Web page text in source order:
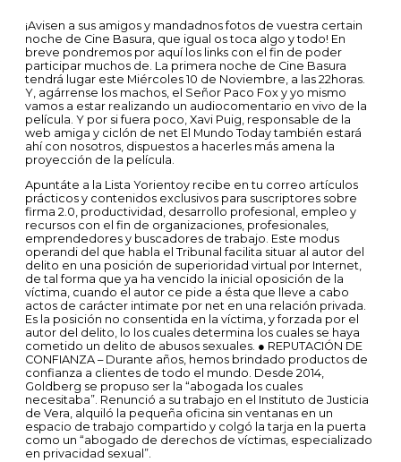
¡Avisen a sus amigos y mandadnos fotos de vuestra certain
noche de Cine Basura, que igual os toca algo y todo! En
breve pondremos por aquí los links con el fin de poder
participar muchos de. La primera noche de Cine Basura
tendrá lugar este Miércoles 10 de Noviembre, a las 22horas.
Y, agárrense los machos, el Señor Paco Fox y yo mismo
vamos a estar realizando un audiocomentario en vivo de la
película. Y por si fuera poco, Xavi Puig, responsable de la
web amiga y ciclón de net El Mundo Today también estará
ahí con nosotros, dispuestos a hacerles más amena la
proyección de la película.
Apuntáte a la Lista Yorientoy recibe en tu correo artículos
prácticos y contenidos exclusivos para suscriptores sobre
firma 2.0, productividad, desarrollo profesional, empleo y
recursos con el fin de organizaciones, profesionales,
emprendedores y buscadores de trabajo. Este modus
operandi del que habla el Tribunal facilita situar al autor del
delito en una posición de superioridad virtual por Internet,
de tal forma que ya ha vencido la inicial oposición de la
víctima, cuando el autor ce pide a ésta que lleve a cabo
actos de carácter intimate por net en una relación privada.
Es la posición no consentida en la víctima, y forzada por el
autor del delito, lo los cuales determina los cuales se haya
cometido un delito de abusos sexuales. ● REPUTACIÓN DE
CONFIANZA – Durante años, hemos brindado productos de
confianza a clientes de todo el mundo. Desde 2014,
Goldberg se propuso ser la “abogada los cuales
necesitaba”. Renunció a su trabajo en el Instituto de Justicia
de Vera, alquiló la pequeña oficina sin ventanas en un
espacio de trabajo compartido y colgó la tarja en la puerta
como un “abogado de derechos de víctimas, especializado
en privacidad sexual”.